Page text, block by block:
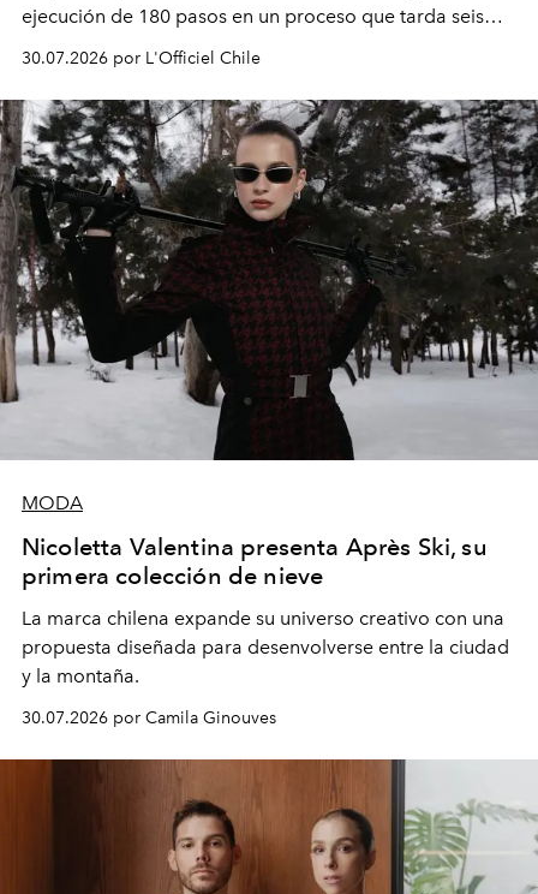
ejecución de 180 pasos en un proceso que tarda seis
semanas. Los expertos ponen en práctica una técnica
que se enseña solamente en la escuela de formación de
los Ateliers de Verneuil.
30.07.2026 por L'Officiel Chile
MODA
Nicoletta Valentina presenta Après Ski, su
primera colección de nieve
La marca chilena expande su universo creativo con una
propuesta diseñada para desenvolverse entre la ciudad
y la montaña.
30.07.2026 por Camila Ginouves